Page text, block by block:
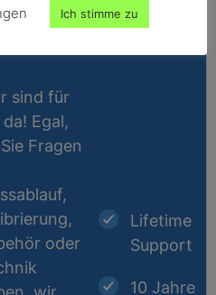
sind für
da! Egal,
Fragen
oder
Lifetime
Support
10 Jahre
Ich stimme zu